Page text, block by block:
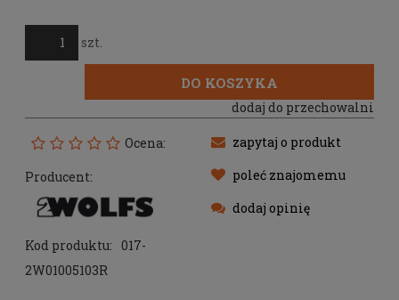
szt.
DO KOSZYKA
dodaj do przechowalni
Ocena:
Producent:
Kod produktu: 017-
2W01005103R
zapytaj o produkt
poleć znajomemu
dodaj opinię